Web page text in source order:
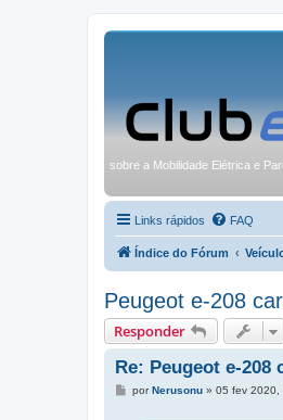
sobre a Mobilidade Elétrica e
Links rápidos FAQ
Índice do Fórum
Peugeot e-208
Responder
Re: Peugeot e-
MporNerusonu» 05 fev 2020,